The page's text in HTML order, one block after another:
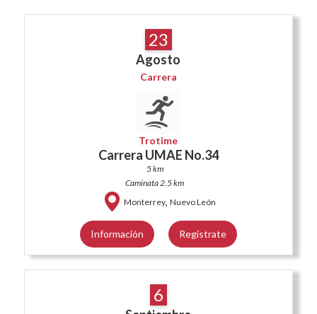
23
Agosto
Carrera
Trotime
Carrera UMAE No.34
5 km
Caminata 2.5 km
Monterrey, Nuevo León
Información Regístrate
6